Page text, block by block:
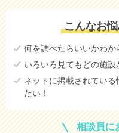
こんなお
何を調べたらいいかわか
いろいろ見てもどの施設
ネットに掲載されてい
たい！
相談員に